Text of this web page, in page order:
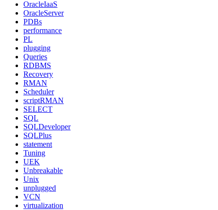
OracleIaaS
OracleServer
PDBs
performance
PL
plugging
Queries
RDBMS
Recovery
RMAN
Scheduler
scriptRMAN
SELECT
SQL
SQLDeveloper
SQLPlus
statement
Tuning
UEK
Unbreakable
Unix
unplugged
VCN
virtualization